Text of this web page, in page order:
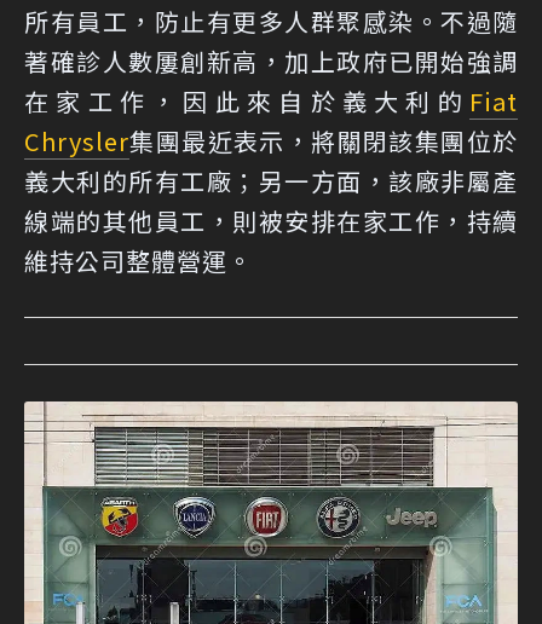
所有員工，防止有更多人群聚感染。不過隨
著確診人數屢創新高，加上政府已開始強調
在家工作，因此來自於義大利的 Fiat
Chrysler集團最近表示，將關閉該集團位於
義大利的所有工廠；另一方面，該廠非屬產
線端的其他員工，則被安排在家工作，持續
維持公司整體營運。